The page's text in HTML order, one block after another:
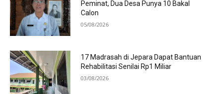
Peminat, Dua Desa Punya 10 Bakal
Calon
05/08/2026
17 Madrasah di Jepara Dapat Bantuan
Rehabilitasi Senilai Rp1 Miliar
03/08/2026